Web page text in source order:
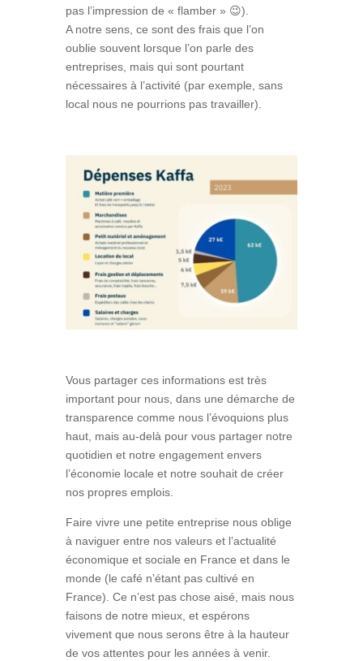
pas l’impression de « flamber » 😉).
A notre sens, ce sont des frais que l’on
oublie souvent lorsque l’on parle des
entreprises, mais qui sont pourtant
nécessaires à l’activité (par exemple, sans
local nous ne pourrions pas travailler).
Vous partager ces informations est très
important pour nous, dans une démarche de
transparence comme nous l’évoquions plus
haut, mais au-delà pour vous partager notre
quotidien et notre engagement envers
l’économie locale et notre souhait de créer
nos propres emplois.
Faire vivre une petite entreprise nous oblige
à naviguer entre nos valeurs et l’actualité
économique et sociale en France et dans le
monde (le café n’étant pas cultivé en
France). Ce n’est pas chose aisé, mais nous
faisons de notre mieux, et espérons
vivement que nous serons être à la hauteur
de vos attentes pour les années à venir.